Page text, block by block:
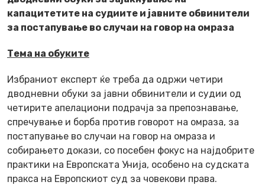
капацитетите на судиите и јавните обвинители
за постапување во случаи на говор на омраза
Тема на обуките
Избраниот експерт ќе треба да одржи четири
дводневни обуки за јавни обвинители и судии од
четирите апелациони подрачја за препознавање,
спречување и борба против говорот на омраза, за
постапување во случаи на говор на омраза и
собирањето докази, со посебен фокус на најдобрите
практики на Европската Унија, особено на судската
пракса на Европскиот суд за човекови права.